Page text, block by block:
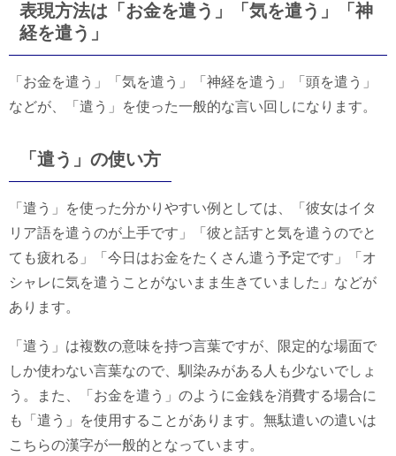
表現方法は「お金を遣う」「気を遣う」「神
経を遣う」
「お金を遣う」「気を遣う」「神経を遣う」「頭を遣う」
などが、「遣う」を使った一般的な言い回しになります。
「遣う」の使い方
「遣う」を使った分かりやすい例としては、「彼女はイタ
リア語を遣うのが上手です」「彼と話すと気を遣うのでと
ても疲れる」「今日はお金をたくさん遣う予定です」「オ
シャレに気を遣うことがないまま生きていました」などが
あります。
「遣う」は複数の意味を持つ言葉ですが、限定的な場面で
しか使わない言葉なので、馴染みがある人も少ないでしょ
う。また、「お金を遣う」のように金銭を消費する場合に
も「遣う」を使用することがあります。無駄遣いの遣いは
こちらの漢字が一般的となっています。